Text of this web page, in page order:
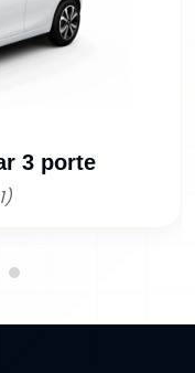
3 porte